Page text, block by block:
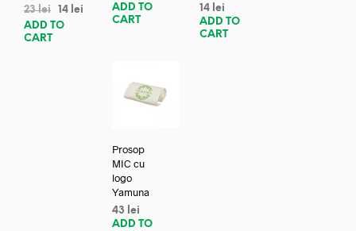
23lei 14 lei
ADD TO
CART
ADD TO
CART
14 lei
ADD TO
CART
Prosop
MIC cu
logo
Yamuna
43
lei
ADD TO